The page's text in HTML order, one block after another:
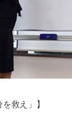
救え」】